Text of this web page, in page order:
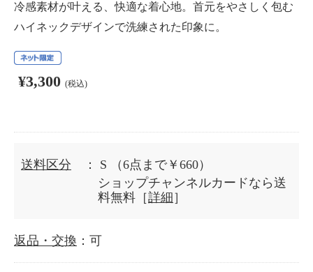
冷感素材が叶える、快適な着心地。首元をやさしく包む
ハイネックデザインで洗練された印象に。
¥3,300 (税込)
送料区分 ： S
（6点まで￥660）
ショップチャンネルカードなら送
料無料［詳細 ］
返品・交換 ：可